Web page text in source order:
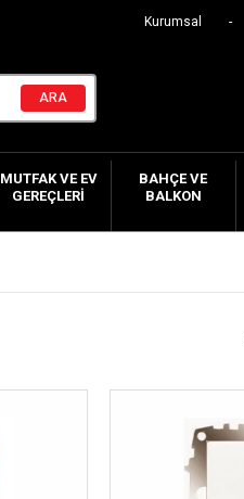
Kurumsal
MUTFAK VE EV
GEREÇLERI
BAHÇE VE
BALKON